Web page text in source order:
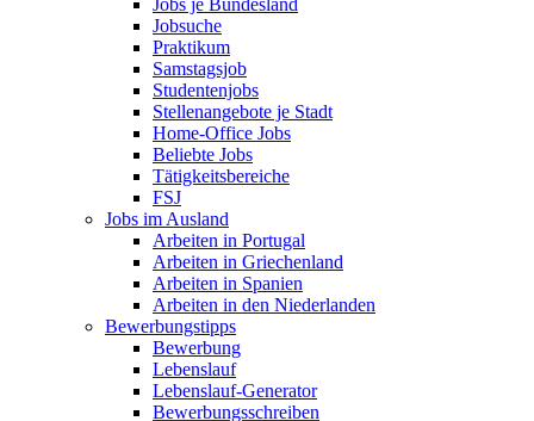
Jobs je Bundesland
Jobsuche
Praktikum
Samstagsjob
Studentenjobs
Stellenangebote je Stadt
Home-Office Jobs
Beliebte Jobs
Tätigkeitsbereiche
FSJ
Jobs im Ausland
Arbeiten in Portugal
Arbeiten in Griechenland
Arbeiten in Spanien
Arbeiten in den Niederlanden
Bewerbungstipps
Bewerbung
Lebenslauf
Lebenslauf-Generator
Bewerbungsschreiben